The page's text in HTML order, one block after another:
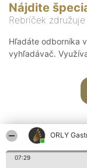
ORLY
07:29
Nájdite
Rebríček
Hľadáte odborníka
vyhľadávač.